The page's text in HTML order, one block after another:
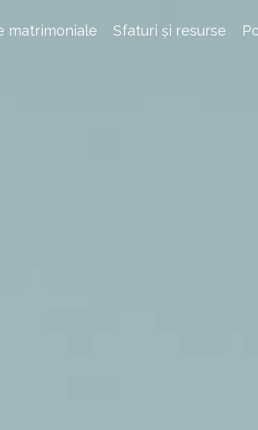
matrimoniale Sfaturi și resurse